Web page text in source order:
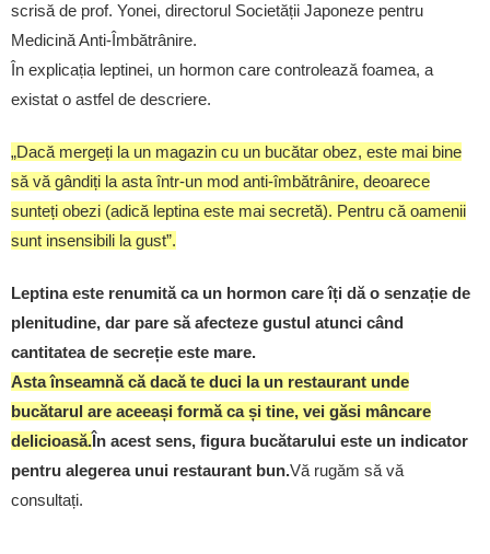
scrisă de prof. Yonei, directorul Societății Japoneze pentru
Medicină Anti-Îmbătrânire.
În explicația leptinei, un hormon care controlează foamea, a
existat o astfel de descriere.
„Dacă mergeți la un magazin cu un bucătar obez, este mai bine
să vă gândiți la asta într-un mod anti-îmbătrânire, deoarece
sunteți obezi (adică leptina este mai secretă). Pentru că oamenii
sunt insensibili la gust”.
Leptina este renumită ca un hormon care îți dă o senzație de
plenitudine, dar pare să afecteze gustul atunci când
cantitatea de secreție este mare.
Asta înseamnă că dacă te duci la un restaurant unde
bucătarul are aceeași formă ca și tine, vei găsi mâncare
delicioasă.În acest sens, figura bucătarului este un indicator
pentru alegerea unui restaurant bun.Vă rugăm să vă
consultați.